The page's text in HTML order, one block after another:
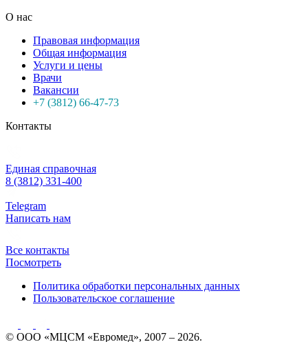
О нас
Правовая информация
Общая информация
Услуги и цены
Врачи
Вакансии
+7 (3812) 66-47-73
Контакты
Единая справочная
8 (3812) 331-400
Telegram
Написать нам
Все контакты
Посмотреть
Политика обработки персональных данных
Пользовательское соглашение
© ООО «МЦСМ «Евромед», 2007 – 2026.